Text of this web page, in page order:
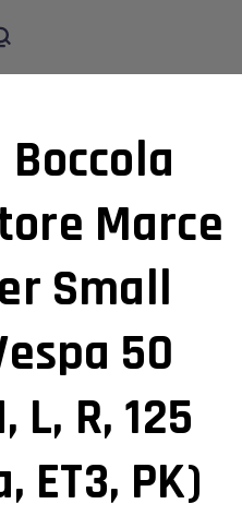
WORKS Verona
moto e auto
Marce
Small
50
L, R, 125
ET3, PK)